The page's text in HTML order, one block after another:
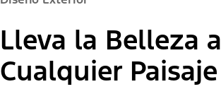
Lleva la Belleza a
Cualquier Paisaje